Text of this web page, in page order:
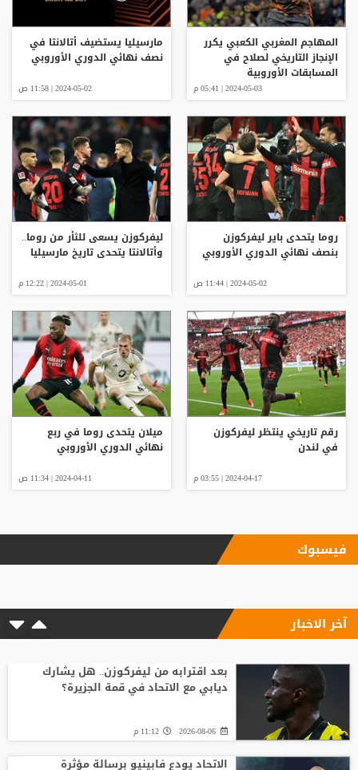
المهاجم المغربي الكعبي يكرر
الإنجاز التاريخي لصلاح في
المسابقات الأوروبية
2024-05-03 | 05:41 م
مارسيليا يستضيف أتالانتا في
نصف نهائي الدوري الأوروبي
2024-05-02 | 11:58 ص
روما يتحدى باير ليفركوزن
بنصف نهائي الدوري الأوروبي
2024-05-02 | 11:44 ص
ليفركوزن يسعى للثأر من روما..
وأتالانتا يتحدى تاريخ مارسيليا
2024-05-01 | 12:22 م
رقم تاريخي ينتظر ليفركوزن
في لندن
2024-04-17 | 03:55 م
ميلان يتحدى روما في ربع
نهائي الدوري الأوروبي
2024-04-11 | 11:34 ص
فيسبوك
آخر الاخبار
بعد اقترابه من ليفركوزن.. هل يشارك
ديابي مع الاتحاد في قمة الجزيرة؟
2026-08-06 11:12 م
الاتحاد يودع فابينيو برسالة مؤثرة